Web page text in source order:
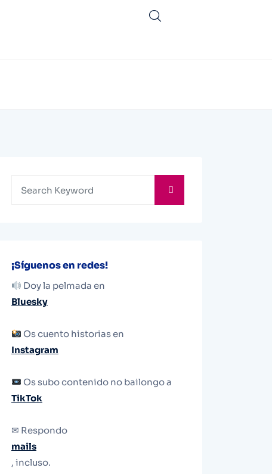
¡Síguenos en redes!
Doy la pelmada en
Bluesky
Os cuento historias en
Instagram
Os subo contenido no bailongo a
TikTok
✉ Respondo
mails
, incluso.